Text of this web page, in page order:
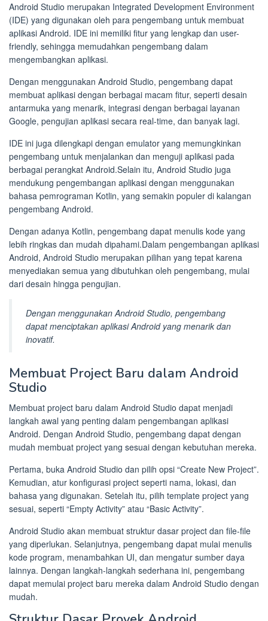
Android Studio merupakan Integrated Development Environment
(IDE) yang digunakan oleh para pengembang untuk membuat
aplikasi Android. IDE ini memiliki fitur yang lengkap dan user-
friendly, sehingga memudahkan pengembang dalam
mengembangkan aplikasi.
Dengan menggunakan Android Studio, pengembang dapat
membuat aplikasi dengan berbagai macam fitur, seperti desain
antarmuka yang menarik, integrasi dengan berbagai layanan
Google, pengujian aplikasi secara real-time, dan banyak lagi.
IDE ini juga dilengkapi dengan emulator yang memungkinkan
pengembang untuk menjalankan dan menguji aplikasi pada
berbagai perangkat Android.Selain itu, Android Studio juga
mendukung pengembangan aplikasi dengan menggunakan
bahasa pemrograman Kotlin, yang semakin populer di kalangan
pengembang Android.
Dengan adanya Kotlin, pengembang dapat menulis kode yang
lebih ringkas dan mudah dipahami.Dalam pengembangan aplikasi
Android, Android Studio merupakan pilihan yang tepat karena
menyediakan semua yang dibutuhkan oleh pengembang, mulai
dari desain hingga pengujian.
Dengan menggunakan Android Studio, pengembang
dapat menciptakan aplikasi Android yang menarik dan
inovatif.
Membuat Project Baru dalam Android
Studio
Membuat project baru dalam Android Studio dapat menjadi
langkah awal yang penting dalam pengembangan aplikasi
Android. Dengan Android Studio, pengembang dapat dengan
mudah membuat project yang sesuai dengan kebutuhan mereka.
Pertama, buka Android Studio dan pilih opsi “Create New Project”.
Kemudian, atur konfigurasi project seperti nama, lokasi, dan
bahasa yang digunakan. Setelah itu, pilih template project yang
sesuai, seperti “Empty Activity” atau “Basic Activity”.
Android Studio akan membuat struktur dasar project dan file-file
yang diperlukan. Selanjutnya, pengembang dapat mulai menulis
kode program, menambahkan UI, dan mengatur sumber daya
lainnya. Dengan langkah-langkah sederhana ini, pengembang
dapat memulai project baru mereka dalam Android Studio dengan
mudah.